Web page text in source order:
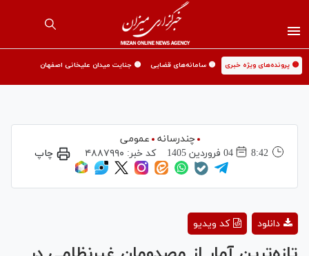
🟡 پرونده‌های ویژه خبری 🟡 سامانه‌های قضایی 🟡 جنایت میدان علیخانی اصفهان
چندرسانه
عمومی
8:42
04 فروردين 1405 کد خبر: ۴۸۸۷۹۹۰ چاپ
Video
کد ویدیو دانلود